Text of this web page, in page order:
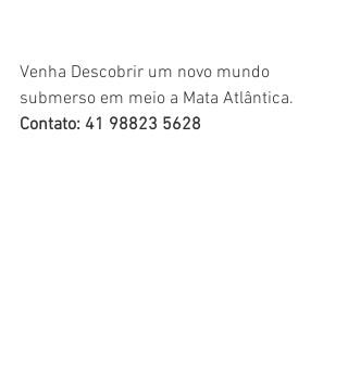
Venha Descobrir um novo mundo
submerso em meio a Mata Atlântica.
Contato: 41 98823 5628